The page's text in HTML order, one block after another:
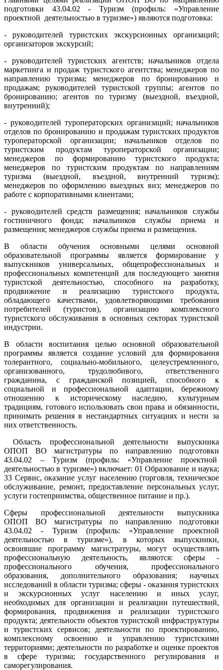
подготовки 43.04.02 - Туризм (профиль: «Управление
проектной деятельностью в туризме») являются подготовка:
- руководителей туристских экскурсионных организаций;
организаторов экскурсий;
- руководителей туристских агентств; начальников отдела
маркетинга и продаж туристского агентства; менеджеров по
направлению туризма; менеджеров по бронированию и
продажам; руководителей туристской группы; агентов по
бронированию; агентов по туризму (выездной, въездной,
внутренний);
- руководителей туроператорских организаций; начальников
отделов по бронированию и продажам туристских продуктов
туроператорской организации; начальников отделов по
туристским продуктам туроператорской организации;
менеджеров по формированию туристского продукта;
менеджеров по туристским продуктам по направлениям
туризма (выездной, въездной, внутренний туризм);
менеджеров по оформлению выездных виз; менеджеров по
работе с корпоративными клиентами;
- руководителей средств размещения; начальников службы
гостиничного фонда; начальников службы приема и
размещения; менеджеров службы приема и размещения.
В области обучения основными целями основной
образовательной программы является формирование у
выпускников универсальных, общепрофессиональных и
профессиональных компетенций для последующего занятия
туристской деятельностью, способного на разработку,
продвижение и реализацию туристского продукта,
обладающего качествами, удовлетворяющими требования
потребителей (туристов), организацию комплексного
туристского обслуживания в основных секторах туристской
индустрии.
В области воспитания целью основной образовательной
программы является создание условий для формирования
толерантного, социально-мобильного, целеустремленного,
организованного, трудолюбивого, ответственного
гражданина, с гражданской позицией, способного к
социальной и профессиональной адаптации, бережному
отношению к историческому наследию, культурным
традициям, готового использовать свои права и обязанности,
принимать решения в нестандартных ситуациях и нести за
них ответственность.
Область профессиональной деятельности выпускника
ОПОП ВО магистратуры по направлению подготовки
43.04.02 – Туризм (профиль: «Управление проектной
деятельностью в туризме») включает: 01 Образование и наука;
33 Сервис, оказание услуг населению (торговля, техническое
обслуживание, ремонт, предоставление персональных услуг,
услуги гостеприимства, общественное питание и пр.).
Сферы профессиональной деятельности выпускника
ОПОП ВО магистратуры по направлению подготовки
43.04.02 - Туризм (профиль: «Управление проектной
деятельностью в туризме»), в которых выпускники,
освоившие программу магистратуры, могут осуществлять
профессиональную деятельность, являются: сферы -
профессионального обучения, профессионального
образования, дополнительного образования; научных
исследований в области туризма; сферы - оказания туристских
и экскурсионных услуг населению и иных услуг,
необходимых для организации и реализации путешествий,
формирования, продвижения и реализации туристского
продукта; деятельности объектов туристской инфраструктуры
и туристских сервисов; деятельности по проектированию,
комплексному освоению и управлению туристскими
территориями; деятельности по разработке и оценке проектов
в сфере туризма; государственного регулирования и
саморегулирования.